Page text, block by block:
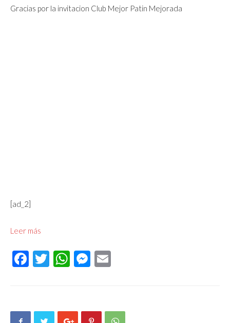
Gracias por la invitacion Club Mejor Patin Mejorada
[ad_2]
Leer más
Facebook
Twitter
WhatsApp
Messenger